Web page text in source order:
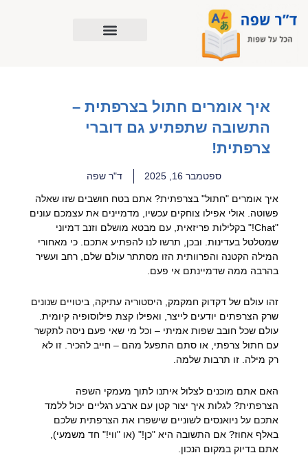
לתוכן
איך אומרים חתול בצרפתית –
התשובה שתפתיע גם דוברי
צרפתית!
ספטמבר 16, 2025 ד"ר שפה
איך אומרים "חתול" בצרפתית? אתם בטח חושבים שזו שאלה
פשוטה. אולי אפילו צוחקים עכשיו, מדמיינים את עצמכם עונים
"Chat!" בקלילות פריזאית, עם מבטא מושלם וזנב דמיוני
שמטלטל בעדינות. ובכן, תרשו לנו להפתיע אתכם. כי מאחורי
המילה הקטנה והפרוותית הזו מסתתר עולם שלם, רחב ועשיר
בהרבה ממה שדמיינתם אי פעם.
זהו עולם של דקדוק חמקמק, היסטוריה עתיקה, ביטויים שנונים
שרק הצרפתים יודעים לייצר, ואפילו קצת פילוסופיה קיומית.
עולם שכל חובב שפות אמיתי – וכל מי שאי פעם ניסה לתקשר
עם חתול צרפתי, או סתם התפעל מהם – חייב להכיר. זו לא
רק מילה. זו תרבות שלמה.
האם אתם מוכנים לצלול איתנו לתוך מעמקי השפה
הצרפתית? לגלות איך יצור קטן עם ארבע רגליים יכול ללמד
אתכם על ניואנסים לשוניים שישפרו את הצרפתית שלכם
באלף אחוז? אם התשובה היא "כן!" (או "ווי!" חד משמעי),
אתם בדיוק במקום הנכון.